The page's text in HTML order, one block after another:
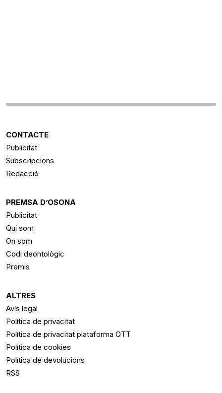
CONTACTE
Publicitat
Subscripcions
Redacció
PREMSA D’OSONA
Publicitat
Qui som
On som
Codi deontològic
Premis
ALTRES
Avís legal
Política de privacitat
Política de privacitat plataforma OTT
Política de cookies
Política de devolucions
RSS